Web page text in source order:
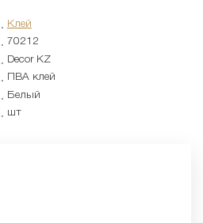
Клей
70212
Decor KZ
ПВА клей
Белый
шт